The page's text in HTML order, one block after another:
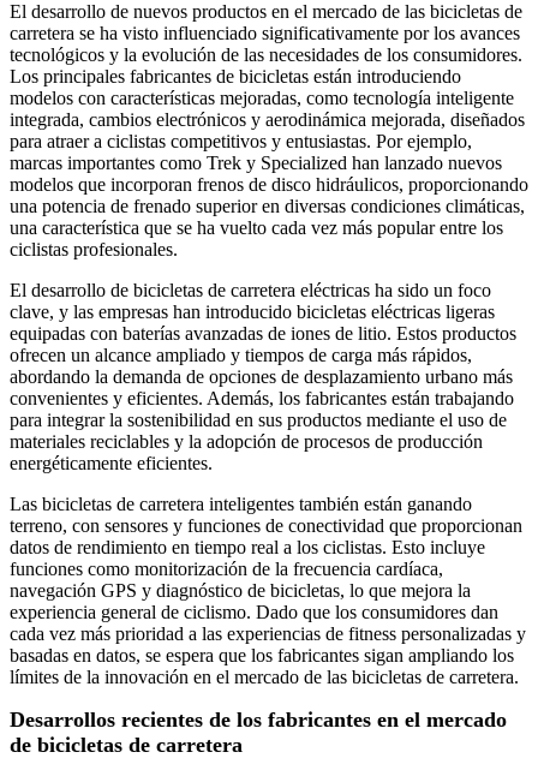
El desarrollo de nuevos productos en el mercado de las bicicletas de
carretera se ha visto influenciado significativamente por los avances
tecnológicos y la evolución de las necesidades de los consumidores.
Los principales fabricantes de bicicletas están introduciendo
modelos con características mejoradas, como tecnología inteligente
integrada, cambios electrónicos y aerodinámica mejorada, diseñados
para atraer a ciclistas competitivos y entusiastas. Por ejemplo,
marcas importantes como Trek y Specialized han lanzado nuevos
modelos que incorporan frenos de disco hidráulicos, proporcionando
una potencia de frenado superior en diversas condiciones climáticas,
una característica que se ha vuelto cada vez más popular entre los
ciclistas profesionales.
El desarrollo de bicicletas de carretera eléctricas ha sido un foco
clave, y las empresas han introducido bicicletas eléctricas ligeras
equipadas con baterías avanzadas de iones de litio. Estos productos
ofrecen un alcance ampliado y tiempos de carga más rápidos,
abordando la demanda de opciones de desplazamiento urbano más
convenientes y eficientes. Además, los fabricantes están trabajando
para integrar la sostenibilidad en sus productos mediante el uso de
materiales reciclables y la adopción de procesos de producción
energéticamente eficientes.
Las bicicletas de carretera inteligentes también están ganando
terreno, con sensores y funciones de conectividad que proporcionan
datos de rendimiento en tiempo real a los ciclistas. Esto incluye
funciones como monitorización de la frecuencia cardíaca,
navegación GPS y diagnóstico de bicicletas, lo que mejora la
experiencia general de ciclismo. Dado que los consumidores dan
cada vez más prioridad a las experiencias de fitness personalizadas y
basadas en datos, se espera que los fabricantes sigan ampliando los
límites de la innovación en el mercado de las bicicletas de carretera.
Desarrollos recientes de los fabricantes en el mercado
de bicicletas de carretera